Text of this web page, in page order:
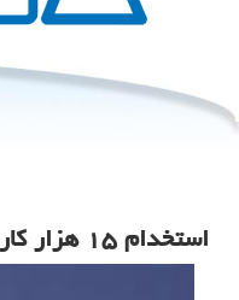
استخدام ۱۵ هزار کارمند در آمازون کانادا